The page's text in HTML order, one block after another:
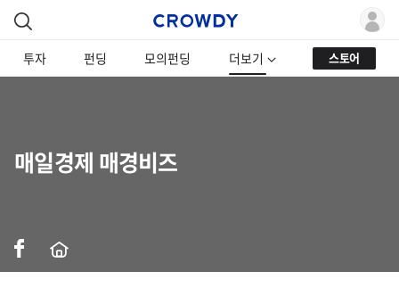
투자 펀딩 모의펀딩 더보기 스토어
매일경제 매경비즈